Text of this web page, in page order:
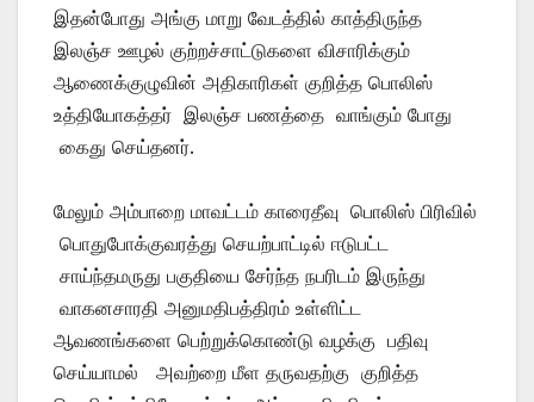
இதன்போது அங்கு மாறு வேடத்தில் காத்திருந்த
இலஞ்ச ஊழல் குற்றச்சாட்டுகளை விசாரிக்கும்
ஆணைக்குழுவின் அதிகாரிகள் குறித்த பொலிஸ்
உத்தியோகத்தர் இலஞ்ச பணத்தை வாங்கும் போது
கைது செய்தனர்.
மேலும் அம்பாறை மாவட்டம் காரைதீவு பொலிஸ் பிரிவில்
பொதுபோக்குவரத்து செயற்பாட்டில் ஈடுபட்ட
சாய்ந்தமருது பகுதியை சேர்ந்த நபரிடம் இருந்து
வாகனசாரதி அனுமதிபத்திரம் உள்ளிட்ட
ஆவணங்களை பெற்றுக்கொண்டு வழக்கு பதிவு
செய்யாமல் அவற்றை மீள தருவதற்கு குறித்த